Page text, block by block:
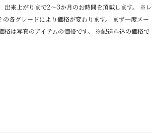
出来上がりまで2～3か月のお時間を頂戴します。 ※レ
各グレードにより価格が変わります。 まず一度メー
は写真のアイテムの価格です。 ※配送料込の価格で